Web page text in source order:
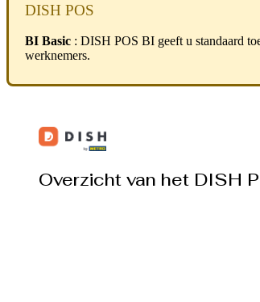
DISH POS
BI Basic : DISH POS BI geeft u standaard
werknemers.